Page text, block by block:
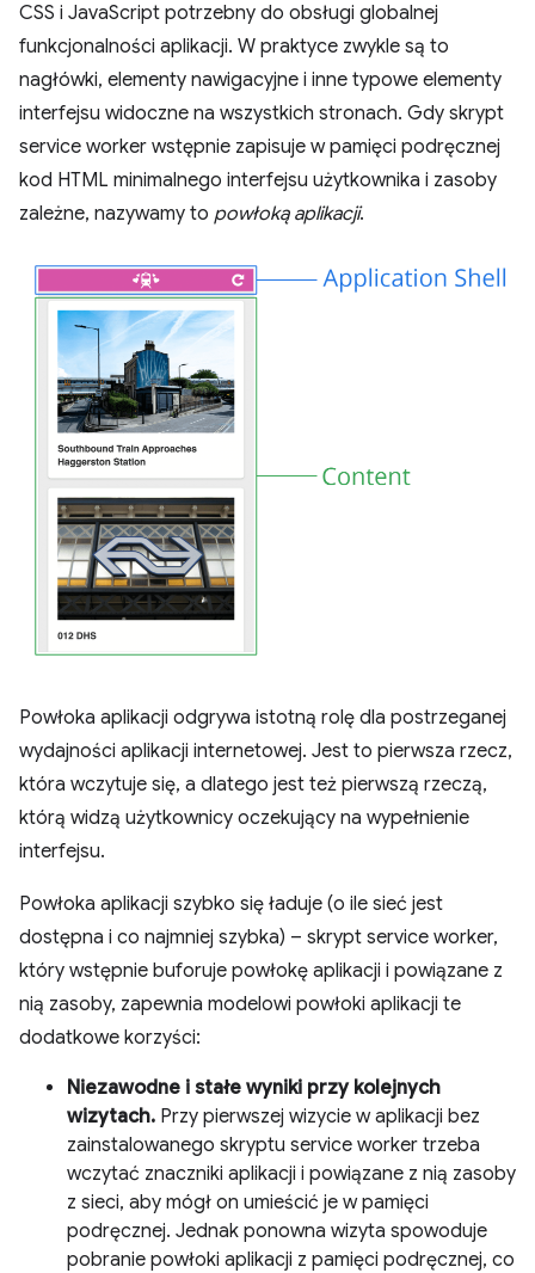
CSS i JavaScript potrzebny do obsługi globalnej
funkcjonalności aplikacji. W praktyce zwykle są to
nagłówki, elementy nawigacyjne i inne typowe elementy
interfejsu widoczne na wszystkich stronach. Gdy skrypt
service worker wstępnie zapisuje w pamięci podręcznej
kod HTML minimalnego interfejsu użytkownika i zasoby
zależne, nazywamy to powłoką aplikacji.
Powłoka aplikacji odgrywa istotną rolę dla postrzeganej
wydajności aplikacji internetowej. Jest to pierwsza rzecz,
która wczytuje się, a dlatego jest też pierwszą rzeczą,
którą widzą użytkownicy oczekujący na wypełnienie
interfejsu.
Powłoka aplikacji szybko się ładuje (o ile sieć jest
dostępna i co najmniej szybka) – skrypt service worker,
który wstępnie buforuje powłokę aplikacji i powiązane z
nią zasoby, zapewnia modelowi powłoki aplikacji te
dodatkowe korzyści:
Niezawodne i stałe wyniki przy kolejnych
wizytach. Przy pierwszej wizycie w aplikacji bez
zainstalowanego skryptu service worker trzeba
wczytać znaczniki aplikacji i powiązane z nią zasoby
z sieci, aby mógł on umieścić je w pamięci
podręcznej. Jednak ponowna wizyta spowoduje
pobranie powłoki aplikacji z pamięci podręcznej, co